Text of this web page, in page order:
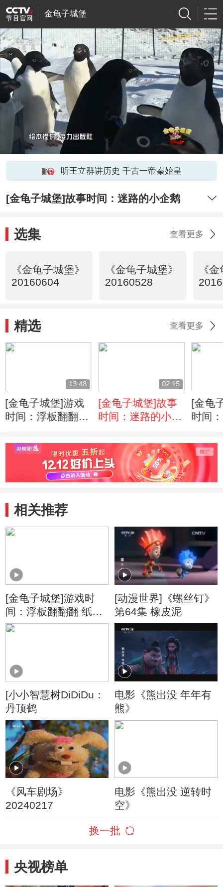
金龟子城堡
听王立群讲历史 千古一帝秦始皇
[金龟子城堡]故事时间：迷路的小企鹅
选集 查看更多
《金龟子城堡》
20160604
《金龟子城堡》
20160528
《
精选 查看更多
13:48
[金龟子城堡]游戏
时间：浮板翻翻翻
02:15
[金龟子城堡]故事
时间：迷路的小企
[金龟
时间
相关推荐
[金龟子城堡]游戏时
间：浮板翻翻翻 纸杯
传传传
[动漫世界]《螺丝钉》
第64集 橡皮泥
[小小智慧树DiDiDu：
丹顶鹤
电影《熊出没 年年有
熊》
《风车剧场》
20240217
电影《熊出没 逆转时
空》
换一批
央视榜单